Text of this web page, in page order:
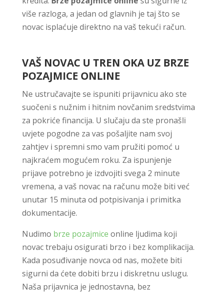
više razloga, a jedan od glavnih je taj što se
novac isplaćuje direktno na vaš tekući račun.
VAŠ NOVAC U TREN OKA UZ BRZE
POZAJMICE ONLINE
Ne ustručavajte se ispuniti prijavnicu ako ste
suočeni s nužnim i hitnim novčanim sredstvima
za pokriće financija. U slučaju da ste pronašli
uvjete pogodne za vas pošaljite nam svoj
zahtjev i spremni smo vam pružiti pomoć u
najkraćem mogućem roku. Za ispunjenje
prijave potrebno je izdvojiti svega 2 minute
vremena, a vaš novac na računu može biti već
unutar 15 minuta od potpisivanja i primitka
dokumentacije.
Nudimo brze pozajmice online ljudima koji
novac trebaju osigurati brzo i bez komplikacija.
Kada posuđivanje novca od nas, možete biti
sigurni da ćete dobiti brzu i diskretnu uslugu.
Naša prijavnica je jednostavna, bez